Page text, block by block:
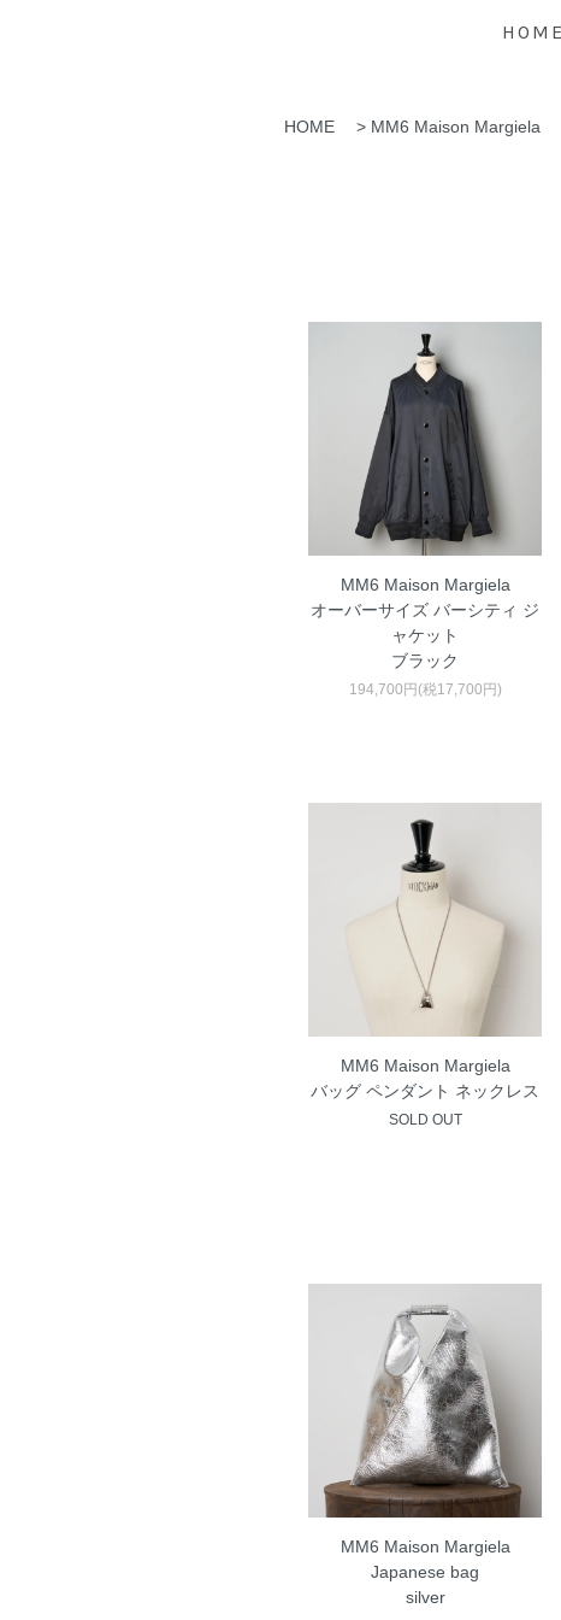
HOME
HOME > MM6 Maison Margiela
MM6 Maison Margiela
オーバーサイズ バーシティ ジ
ャケット
ブラック
194,700円(税17,700円)
MM6 Maison Margiela
バッグ ペンダント ネックレス
SOLD OUT
MM6 Maison Margiela
Japanese bag
silver